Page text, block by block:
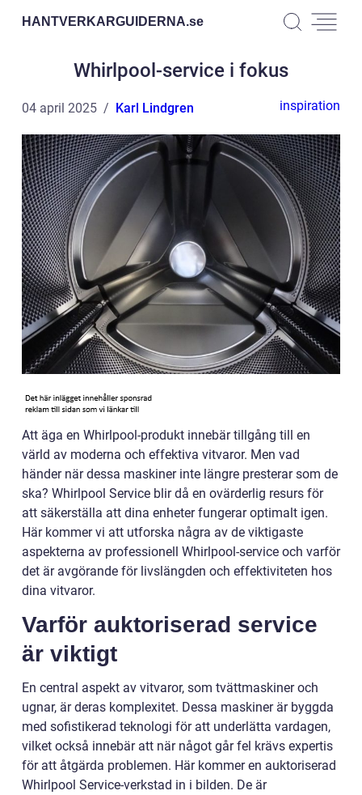
HANTVERKARGUIDERNA.se
Whirlpool-service i fokus
04 april 2025 Karl Lindgren inspiration
Att äga en Whirlpool-produkt innebär tillgång till en
värld av moderna och effektiva vitvaror. Men vad
händer när dessa maskiner inte längre presterar som de
ska? Whirlpool Service blir då en ovärderlig resurs för
att säkerställa att dina enheter fungerar optimalt igen.
Här kommer vi att utforska några av de viktigaste
aspekterna av professionell Whirlpool-service och varför
det är avgörande för livslängden och effektiviteten hos
dina vitvaror.
Varför auktoriserad service
är viktigt
En central aspekt av vitvaror, som tvättmaskiner och
ugnar, är deras komplexitet. Dessa maskiner är byggda
med sofistikerad teknologi för att underlätta vardagen,
vilket också innebär att när något går fel krävs expertis
för att åtgärda problemen. Här kommer en auktoriserad
Whirlpool Service-verkstad in i bilden. De är